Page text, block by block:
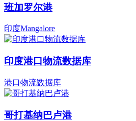
班加罗尔港
印度Mangalore
印度港口物流数据库
港口物流数据库
哥打基纳巴卢港